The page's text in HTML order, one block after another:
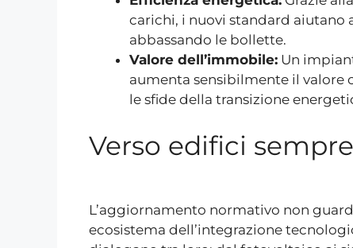
carichi, i nuovi standard aiutano
abbassando le bollette.
Valore dell’immobile: Un
aumenta sensibilmente il valore
le sfide della transizione
Verso edifici
L’aggiornamento normativo non
ecosistema dell’integrazione